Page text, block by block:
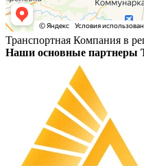
Транспортная Компания в
Наши основные партнеры